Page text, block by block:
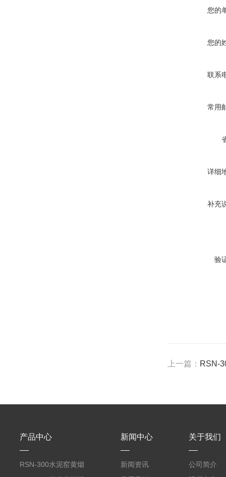
您的
您的
联系
常用
详细
补充
验
上一篇： RSN-
产品中心
RSN-300水泥窑黄烟
新闻中心
新闻资讯
关于我们
公司简介